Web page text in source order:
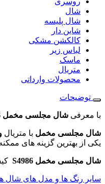
شال
شال پلیسه
شاین دار
کالکشن مشکی
لباس زیر
ماسک
متریال
محصولات وارداتی
توضیحات
با معرفی شال مجلسی مخمل S4986
شال مجلسی مخمل با متریال
یکی از بهترین گزینه های
شال مجلسی مخمل S4986
سایر رنگ ها و مدل های شال